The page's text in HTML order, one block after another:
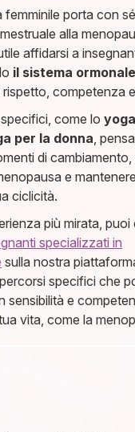
femminile porta con
alla
affidarsi a
il sistema ormonale
competenza
come lo
per la donna ,
di cambiamento,
e
ciclicità.
più mirata,
specializzati in
sulla nostra
specifici che
sensibilità e
vita, come la